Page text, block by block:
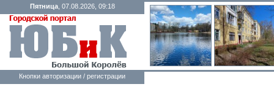
Пятница, 07.08.2026, 09:18
Кнопки авторизации / регистрации